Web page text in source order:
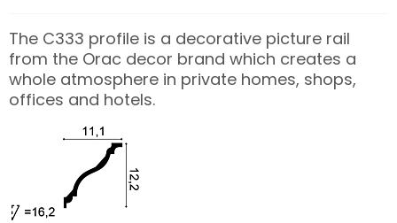
The C333 profile is a decorative picture rail
from the Orac decor brand which creates a
whole atmosphere in private homes, shops,
offices and hotels.